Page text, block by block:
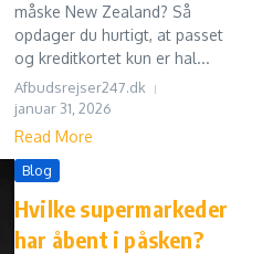
måske New Zealand? Så
opdager du hurtigt, at passet
og kreditkortet kun er hal...
Afbudsrejser247.dk
januar 31, 2026
Read More
Blog
Hvilke supermarkeder
har åbent i påsken?